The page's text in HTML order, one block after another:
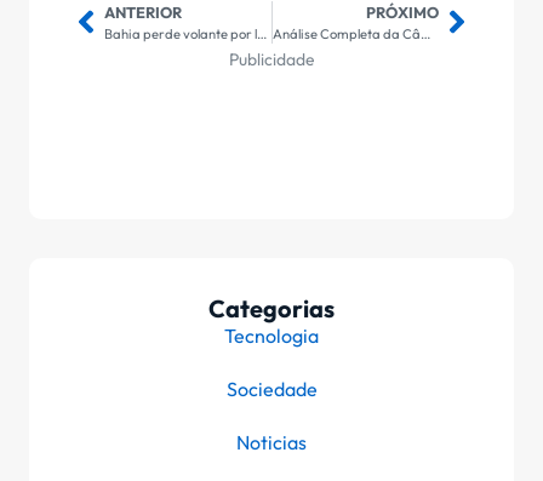
ANTERIOR
Bahia perde volante por lesão e desfalca contra o São Paulo
PRÓXIMO
Análise Completa da Câmera Solar Reolink: Vale a Pena?
Publicidade
Categorias
Tecnologia
Sociedade
Noticias